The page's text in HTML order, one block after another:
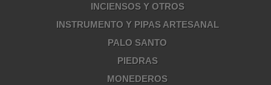
INCIENSOS Y OTROS
INSTRUMENTO Y PIPAS ARTESANAL
PALO SANTO
PIEDRAS
MONEDEROS